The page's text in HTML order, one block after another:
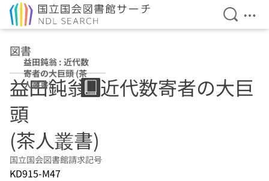
検索を
メ
図書
益田鈍翁 : 近代数
寄者の大巨頭 (茶
人叢書)
益田鈍翁 : 近代数寄者の大巨
頭
(茶人叢書)
国立国会図書館請求記号
KD915-M47